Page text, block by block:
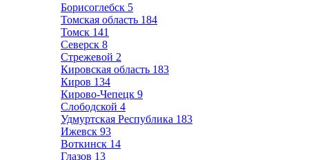
Борисоглебск 5
Томская область 184
Томск 141
Северск 8
Стрежевой 2
Кировская область 183
Киров 134
Кирово-Чепецк 9
Слободской 4
Удмуртская Республика 183
Ижевск 93
Воткинск 14
Глазов 13